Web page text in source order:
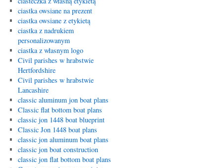
ciastka owsiane na prezent
ciastka owsiane z etykietą
ciastka z nadrukiem
personalizowanym
ciastka z własnym logo
Civil parishes w hrabstwie
Hertfordshire
Civil parishes w hrabstwie
Lancashire
classic aluminum jon boat plans
Classic flat bottom boat plans
classic jon 1448 boat blueprint
Classic Jon 1448 boat plans
classic jon aluminum boat plans
classic jon boat construction
classic jon flat bottom boat plans